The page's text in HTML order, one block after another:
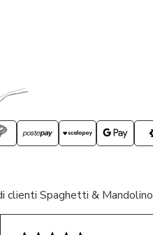
clienti Spaghetti & Mandolino